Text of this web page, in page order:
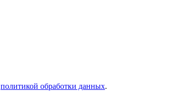
политикой обработки данных.